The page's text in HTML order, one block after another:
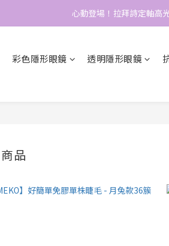
📱加入官方
心動登場！拉拜詩定軸高
彩色隱形眼鏡 透明隱形眼鏡
品